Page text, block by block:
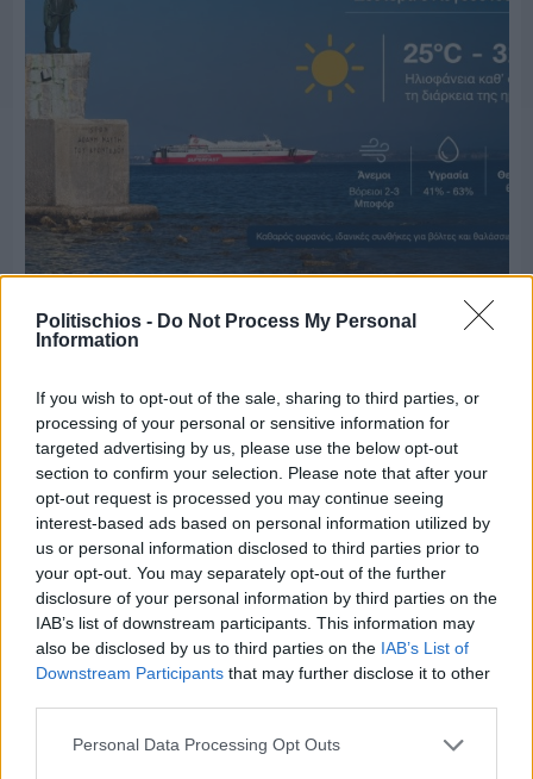
Politischios - Do Not Process My Personal
Information
If you wish to opt-out of the sale, sharing to third parties, or
processing of your personal or sensitive information for
targeted advertising by us, please use the below opt-out
section to confirm your selection. Please note that after your
opt-out request is processed you may continue seeing
interest-based ads based on personal information utilized by
us or personal information disclosed to third parties prior to
your opt-out. You may separately opt-out of the further
disclosure of your personal information by third parties on the
IAB’s list of downstream participants. This information may
also be disclosed by us to third parties on the IAB’s List of
Downstream Participants that may further disclose it to other
Personal Data Processing Opt Outs
Ο καιρός στη Χίο, σήμερα 3 Αυγούστου 2026
Διαφήμιση